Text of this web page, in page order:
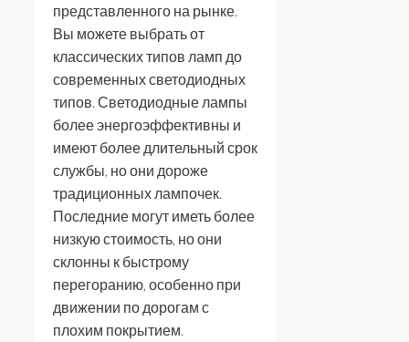
представленного на рынке.
Вы можете выбрать от
классических типов ламп до
современных светодиодных
типов. Светодиодные лампы
более энергоэффективны и
имеют более длительный срок
службы, но они дороже
традиционных лампочек.
Последние могут иметь более
низкую стоимость, но они
склонны к быстрому
перегоранию, особенно при
движении по дорогам с
плохим покрытием.